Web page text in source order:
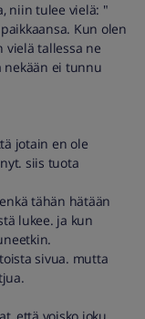
niin tulee vielä: "
Kun olen
vielä tallessa ne
ei tunnu
jotain en ole
siis tuota
tähän hätään
lukee. ja kun
sivua. mutta